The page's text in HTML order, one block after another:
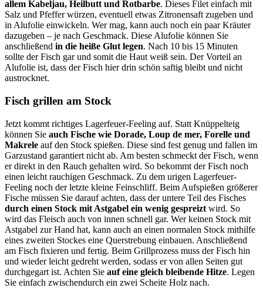
allem Kabeljau, Heilbutt und Rotbarbe. Dieses Filet einfach mit
Salz und Pfeffer würzen, eventuell etwas Zitronensaft zugeben und
in Alufolie einwickeln. Wer mag, kann auch noch ein paar Kräuter
dazugeben – je nach Geschmack. Diese Alufolie können Sie
anschließend in die heiße Glut legen. Nach 10 bis 15 Minuten
sollte der Fisch gar und somit die Haut weiß sein. Der Vorteil an
Alufolie ist, dass der Fisch hier drin schön saftig bleibt und nicht
austrocknet.
Fisch grillen am Stock
Jetzt kommt richtiges Lagerfeuer-Feeling auf. Statt Knüppelteig
können Sie auch Fische wie Dorade, Loup de mer, Forelle und
Makrele auf den Stock spießen. Diese sind fest genug und fallen im
Garzustand garantiert nicht ab. Am besten schmeckt der Fisch, wenn
er direkt in den Rauch gehalten wird. So bekommt der Fisch noch
einen leicht rauchigen Geschmack. Zu dem urigen Lagerfeuer-
Feeling noch der letzte kleine Feinschliff. Beim Aufspießen größerer
Fische müssen Sie darauf achten, dass der untere Teil des Fisches
durch einen Stock mit Astgabel ein wenig gespreizt wird. So
wird das Fleisch auch von innen schnell gar. Wer keinen Stock mit
Astgabel zur Hand hat, kann auch an einen normalen Stock mithilfe
eines zweiten Stockes eine Querstrebung einbauen. Anschließend
am Fisch fixieren und fertig. Beim Grillprozess muss der Fisch hin
und wieder leicht gedreht werden, sodass er von allen Seiten gut
durchgegart ist. Achten Sie auf eine gleich bleibende Hitze. Legen
Sie einfach zwischendurch ein zwei Scheite Holz nach.